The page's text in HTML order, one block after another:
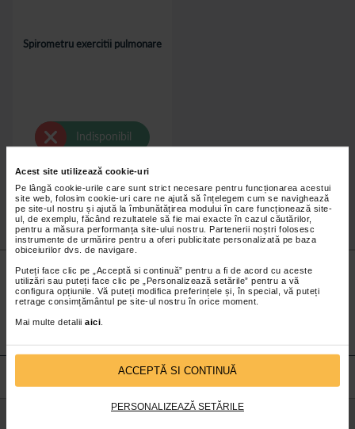
Acest site utilizează cookie-uri
Pe lângă cookie-urile care sunt strict necesare pentru funcționarea acestui
site web, folosim cookie-uri care ne ajută să înțelegem cum se navighează
pe site-ul nostru și ajută la îmbunătățirea modului în care funcționează site-
ul, de exemplu, făcând rezultatele să fie mai exacte în cazul căutărilor,
pentru a măsura performanța site-ului nostru. Partenerii noștri folosesc
instrumente de urmărire pentru a oferi publicitate personalizată pe baza
obiceiurilor dvs. de navigare.
Puteți face clic pe „Acceptă si continuă” pentru a fi de acord cu aceste
utilizări sau puteți face clic pe „Personalizează setările” pentru a vă
configura opțiunile. Vă puteți modifica preferințele și, în special, vă puteți
retrage consimțământul pe site-ul nostru în orice moment.
Mai multe detalii aici
ACCEPTĂ SI CONTINUĂ
PERSONALIZEAZĂ SETĂRILE
Spirometru exercitii pulmonare
Indisponibil
Nu lăsa niciunpreț micneobservat.
Abonează-tela newsletter-ul nostru!